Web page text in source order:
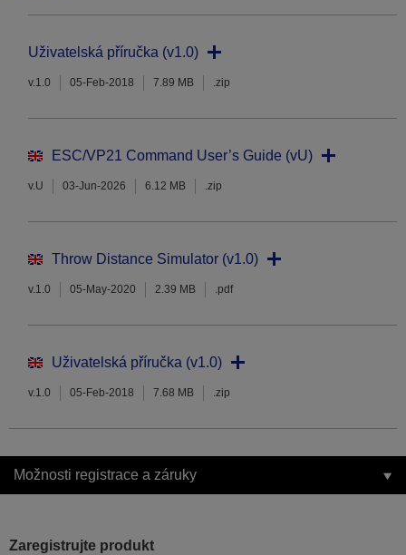
Uživatelská příručka (v1.0)
v.1.0 05-Feb-2018 7.89 MB .zip
ESC/VP21 Command User’s Guide (vU)
v.U 03-Jun-2026 6.12 MB .zip
Throw Distance Simulator (v1.0)
v.1.0 05-May-2020 2.39 MB .pdf
Uživatelská příručka (v1.0)
v.1.0 05-Feb-2018 7.68 MB .zip
Možnosti registrace a záruky
Zaregistrujte produkt